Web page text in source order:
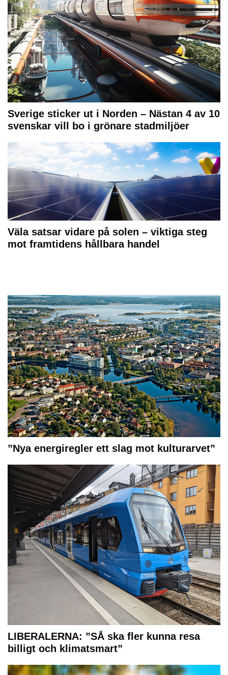
Sverige sticker ut i Norden – Nästan 4 av 10
svenskar vill bo i grönare stadmiljöer
Väla satsar vidare på solen – viktiga steg
mot framtidens hållbara handel
”Nya energiregler ett slag mot kulturarvet”
LIBERALERNA: ”SÅ ska fler kunna resa
billigt och klimatsmart”